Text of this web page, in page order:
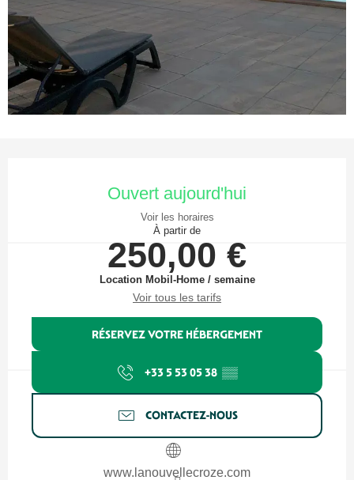
Ouvert aujourd'hui
Voir les horaires
À partir de
250,00 €
Location Mobil-Home / semaine
Voir tous les tarifs
RÉSERVEZ VOTRE HÉBERGEMENT
+33 5 53 05 38 ▒▒
CONTACTEZ-NOUS
www.lanouvellecroze.com